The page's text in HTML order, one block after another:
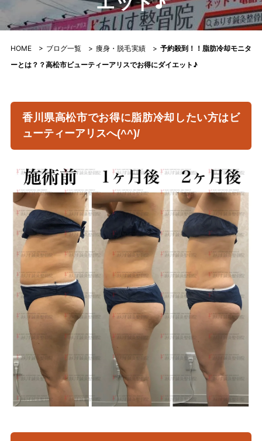
HOME> ブログ一覧 > 痩身・脱毛実績> 予約殺到！！脂肪冷却モニタ
ーとは？？高松市ビューティーアリスでお得にダイエット♪
香川県高松市でお得に脂肪冷却したい方はビ
ューティーアリスへ(^^)/